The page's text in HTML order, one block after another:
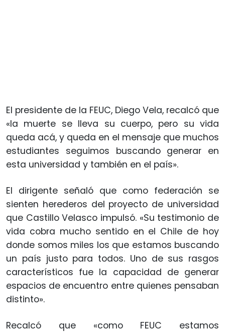
El presidente de la FEUC, Diego Vela, recalcó que
«la muerte se lleva su cuerpo, pero su vida
queda acá, y queda en el mensaje que muchos
estudiantes seguimos buscando generar en
esta universidad y también en el país».
El dirigente señaló que como federación se
sienten herederos del proyecto de universidad
que Castillo Velasco impulsó. «Su testimonio de
vida cobra mucho sentido en el Chile de hoy
donde somos miles los que estamos buscando
un país justo para todos. Uno de sus rasgos
característicos fue la capacidad de generar
espacios de encuentro entre quienes pensaban
distinto».
Recalcó que «como FEUC estamos